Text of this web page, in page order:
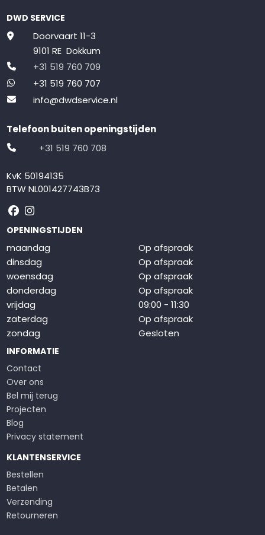
DWD SERVICE
Doorvaart 11-3
9101 RE Dokkum
+31 519 760 709
+31 519 760 707
info@dwdservice.nl
Telefoon buiten openingstijden
+31 519 760 708
KvK 50194135
BTW NL001427743B73
Volg ons op Facebook
Volg ons op Instagram
OPENINGSTIJDEN
maandag
Op afspraak
dinsdag
Op afspraak
woensdag
Op afspraak
donderdag
Op afspraak
vrijdag
09:00 - 11:30
zaterdag
Op afspraak
zondag
Gesloten
INFORMATIE
Contact
Over ons
Bel mij terug
Projecten
Blog
Privacy statement
KLANTENSERVICE
Bestellen
Betalen
Verzending
Retourneren